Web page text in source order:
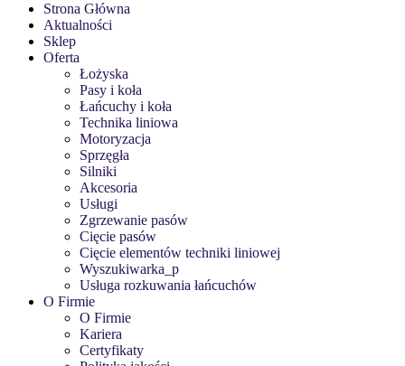
Strona Główna
Aktualności
Sklep
Oferta
Łożyska
Pasy i koła
Łańcuchy i koła
Technika liniowa
Motoryzacja
Sprzęgła
Silniki
Akcesoria
Usługi
Zgrzewanie pasów
Cięcie pasów
Cięcie elementów techniki liniowej
Wyszukiwarka_p
Usługa rozkuwania łańcuchów
O Firmie
O Firmie
Kariera
Certyfikaty